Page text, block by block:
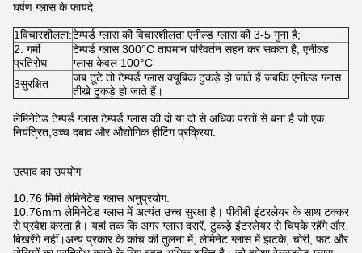
घर्षण ग्लास के फायदे
1विचारशीलता:टेम्पर्ड ग्लास की विचारशीलता एनील्ड ग्लास की 3-5 गुना है;
2. गर्मी
प्रतिरोध
टेम्पर्ड ग्लास 300°C तापमान परिवर्तन सहन कर सकता है, एनील्ड
ग्लास केवल 100°C
3सुरक्षित
जब टूटे तो टेम्पर्ड ग्लास क्यूबिक टुकड़े हो जाते हैं जबकि एनील्ड ग्लास
तीखे टुकड़े हो जाते हैं।
लेमिनेटेड टेम्पर्ड ग्लास टेम्पर्ड ग्लास की दो या दो से अधिक परतों से बना है जो एक
नियंत्रित,उच्च दबाव और औद्योगिक हीटिंग प्रक्रिया.
उत्पाद का उपयोग
10.76 मिमी लेमिनेटेड ग्लास अनुप्रयोग:
10.76mm लेमिनेटेड ग्लास में अत्यंत उच्च सुरक्षा है। पीवीबी इंटरलेयर के साथ टक्कर
से प्रवेश करता है। यहां तक कि अगर ग्लास दरारें, टुकड़े इंटरलेयर से चिपके रहेंगे और
बिखरेंगे नहीं।अन्य प्रकार के कांच की तुलना में, लेमिनेट ग्लास में झटके, चोरी, फट और